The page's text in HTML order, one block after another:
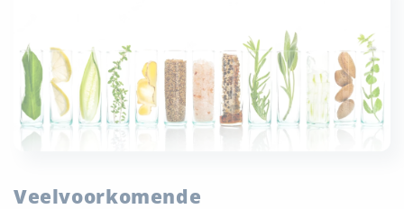
Veelvoorkomende